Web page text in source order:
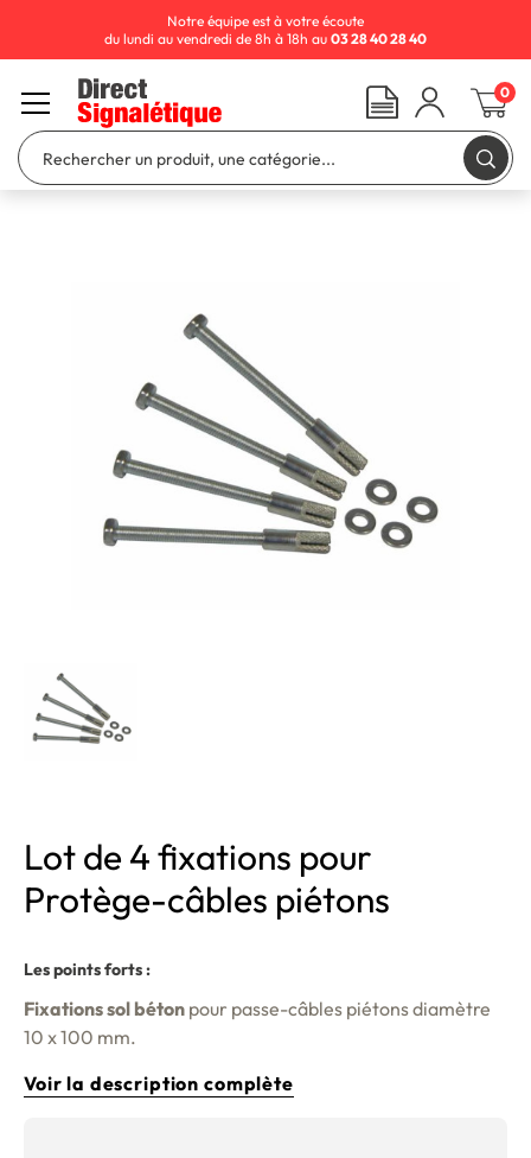
Lot de 4 fixations pour
Protège-câbles piétons
Les points forts :
Fixations sol béton pour passe-câbles piétons diamètre
10 x 100 mm.
Voir la description complète
Notre équipe est à votre écoute
du lundi au vendredi de 8h à 18h au 03 28 40 28 40
0